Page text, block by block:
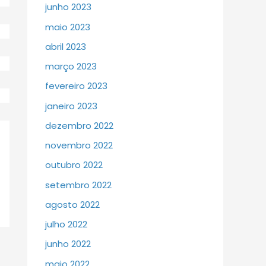
junho 2023
maio 2023
abril 2023
março 2023
fevereiro 2023
janeiro 2023
dezembro 2022
novembro 2022
outubro 2022
setembro 2022
agosto 2022
julho 2022
junho 2022